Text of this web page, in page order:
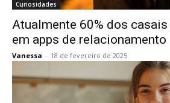
Curiosidades
Atualmente 60% dos
em apps de relacionamento
Vanessa - 18 de fevereiro de 2025